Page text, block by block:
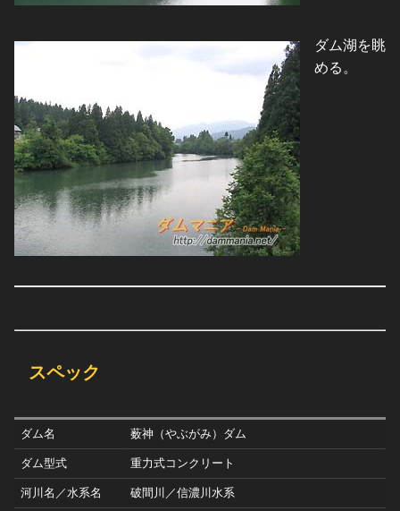
ダム湖を眺
める。
スペック
ダム名 薮神（やぶがみ）ダム
ダム型式 重力式コンクリート
河川名／水系名 破間川／信濃川水系